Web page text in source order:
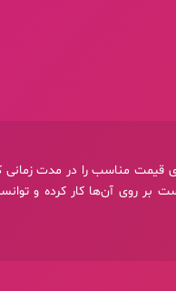
قیمت مناسب را در مدت
بر روی آن‌ها کار کرده و